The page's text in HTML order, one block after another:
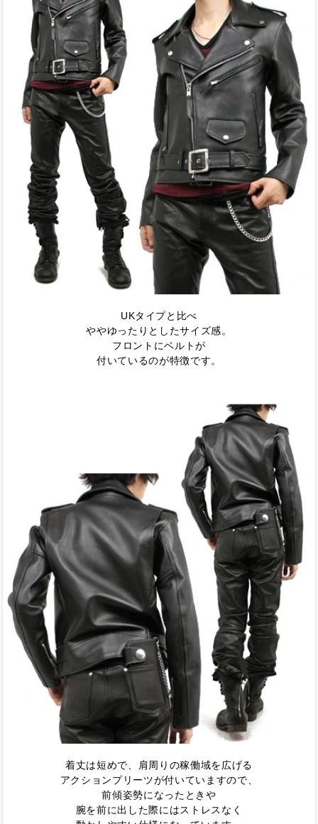
UKタイプと比べ
ややゆったりとしたサイズ感。
フロントにベルトが
付いているのが特徴です。
着丈は短めで、肩周りの稼働域を広げる
アクションプリーツが付いていますので、
前傾姿勢になったときや
腕を前に出した際にはストレスなく